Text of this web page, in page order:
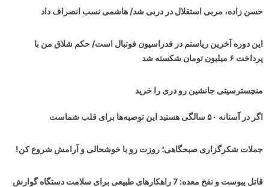
حسن زاده، مربی استقلال در دربی شد/ هاشمی نسب انصراف داد
این دوره آخرین ریاستم در فدراسیون فوتبال است/ حکم شلاق من با
پرداخت ۶ میلیون تومان شکسته شد
منچسترسیتی جانشین رو دری را خرید
اگر در آستانه ۵۰ سالگی هستید این توصیه‌ها برای قلب شماست
جملات شکرگزاری صبحگاهی؛ روزت رو با خوشحالی و آرامش شروع کن!
قاتل یبوست و نفخ معده: 7 راهکارهای طبیعی برای سلامت دستگاه گوارش